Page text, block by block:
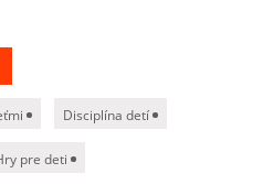
Disciplína detí
pre deti